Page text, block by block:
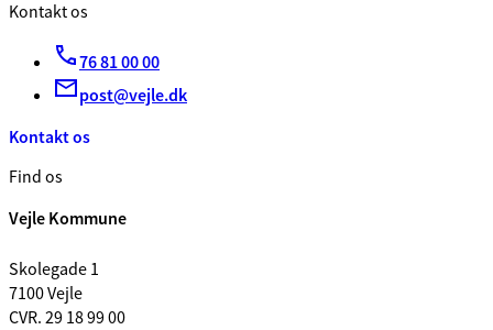
Kontakt os
76 81 00 00
post@vejle.dk
Kontakt os
Find os
Vejle Kommune
Skolegade 1
7100 Vejle
CVR. 29 18 99 00